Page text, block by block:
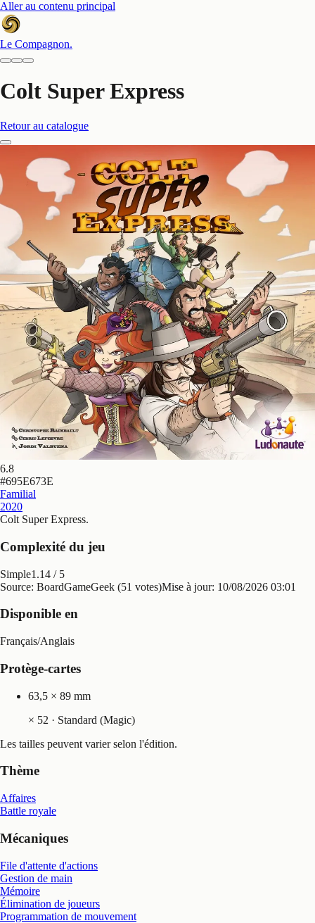
Aller au contenu principal
Le Compagnon.
Colt Super Express
Retour au catalogue
6.8
#695E673E
Familial
2020
Colt Super Express.
Complexité du jeu
Simple1.14 / 5
Source: BoardGameGeek (51 votes)Mise à jour: 10/08/2026 03:01
Disponible en
Français/Anglais
Protège-cartes
63,5 × 89 mm
× 52 · Standard (Magic)
Les tailles peuvent varier selon l'édition.
Thème
Affaires
Battle royale
Mécaniques
File d'attente d'actions
Gestion de main
Mémoire
Élimination de joueurs
Programmation de mouvement